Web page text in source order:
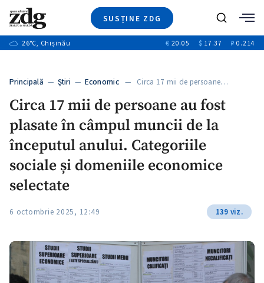
SUSȚINE ZDG
Ştiri
+8
Video
Special
+1
Blog
Caută
26°C, Chișinău € 20.05 $ 17.37 ₽ 0.214
Principală — Ştiri — Economic— Circa 17 mii de persoane…
Circa 17 mii de persoane au fost
plasate în câmpul muncii de la
începutul anului. Categoriile
sociale și domeniile economice
selectate
6 octombrie 2025, 12:49 139 viz.